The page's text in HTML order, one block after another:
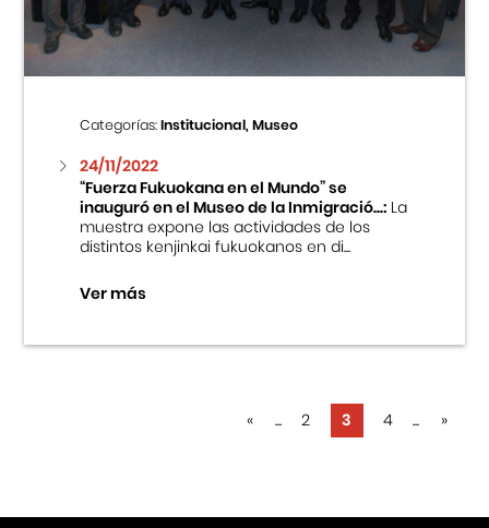
Categorías:Institucional, Museo
24/11/2022
“Fuerza Fukuokana en el Mundo” se
inauguró en el Museo de la Inmigració...:La
muestra expone las actividades de los
distintos kenjinkai fukuokanos en di...
Ver más
« ... 2 3 4 ... »